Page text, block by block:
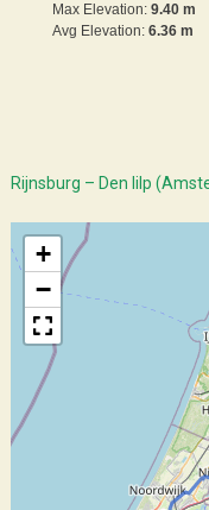
Max Elevation: 9.40 m
Avg Elevation: 6.36 m
Rijnsburg – Den Iilp
+
−